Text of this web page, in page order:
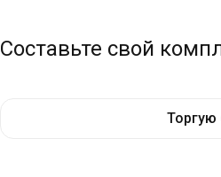
Составьте свой
Торгую